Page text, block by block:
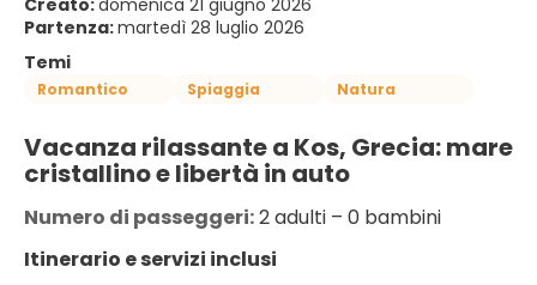
Creato:domenica 21 giugno 2026
Partenza:martedì 28 luglio 2026
Temi
Romantico Spiaggia Natura
Vacanza rilassante a Kos, Grecia: mare
cristallino e libertà in auto
Numero di passeggeri: 2 adulti – 0 bambini
Itinerario e servizi inclusi